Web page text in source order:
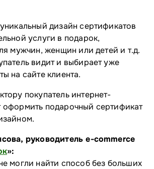
дизайн сертификатов
услуги в подарок,
мужчин, женщин или детей и т.д.
видит и выбирает уже
на сайте клиента.
покупатель интернет-
оформить подарочный сертификат
руководитель e-commerce
»:
могли найти способ без больших